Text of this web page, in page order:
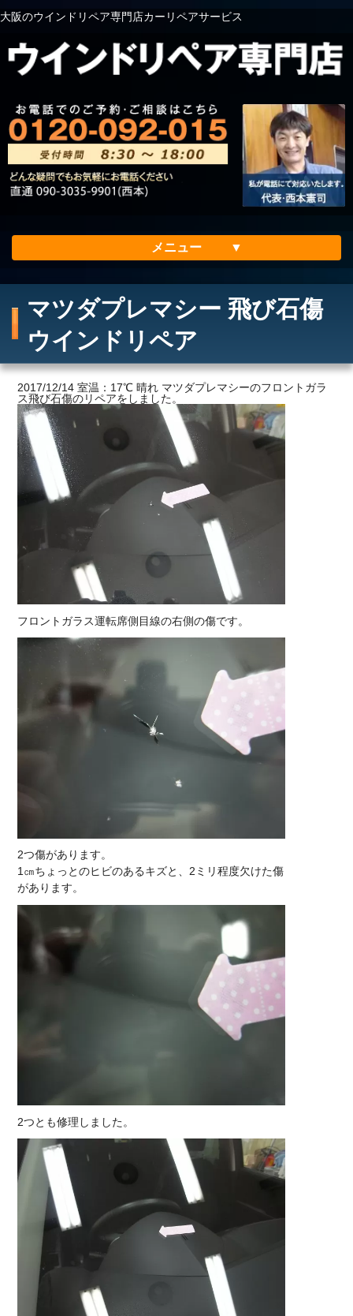
大阪のウインドリペア専門店カーリペアサービス
メニュー
会社案内
メリット
ご利用の流れ
価格
マツダプレマシー 飛び石傷
ウインドリペア
2017/12/14 室温：17℃ 晴れ マツダプレマシーのフロントガラ
ス飛び石傷のリペアをしました。
フロントガラス運転席側目線の右側の傷です。
2つ傷があります。
1㎝ちょっとのヒビのあるキズと、2ミリ程度欠けた傷
があります。
2つとも修理しました。